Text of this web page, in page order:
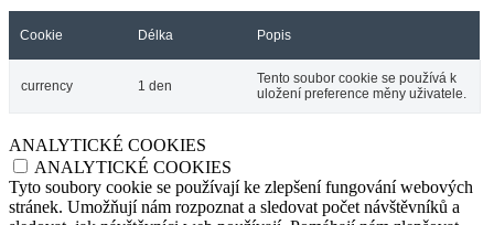
Cookie Délka Popis
currency 1 den
Tento soubor cookie se používá k
uložení preference měny uživatele.
ANALYTICKÉ COOKIES
ANALYTICKÉ COOKIES
Tyto soubory cookie se používají ke zlepšení fungování webových
stránek. Umožňují nám rozpoznat a sledovat počet návštěvníků a